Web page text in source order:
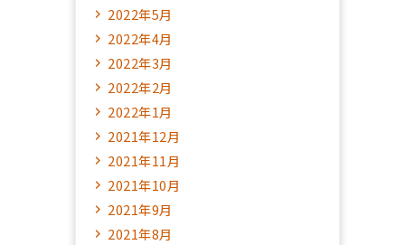
2022年5月
2022年4月
2022年3月
2022年2月
2022年1月
2021年12月
2021年11月
2021年10月
2021年9月
2021年8月